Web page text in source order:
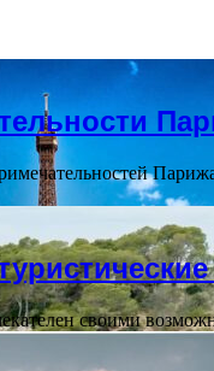
своими